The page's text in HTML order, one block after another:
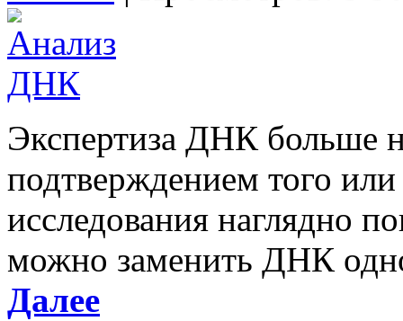
Экспертиза ДНК больше
подтверждением того
исследования наглядно
можно заменить ДНК
Далее